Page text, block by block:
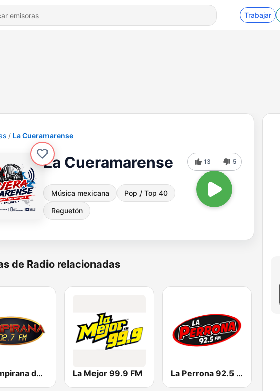
Trabajar
La Cueramarense
La Cueramarense
Música mexicana Pop / Top 40
Reguetón
13 5
de Radio relacionadas
La Campirana de Irapuato La Mejor 99.9 FM La Perrona 92.5 FM